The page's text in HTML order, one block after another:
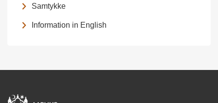
Samtykke
Information in English